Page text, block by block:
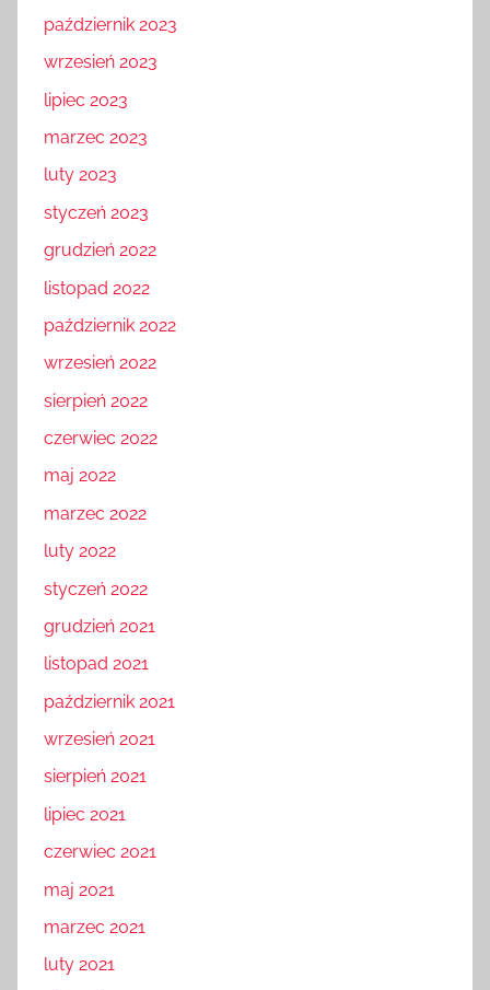
październik 2023
wrzesień 2023
lipiec 2023
marzec 2023
luty 2023
styczeń 2023
grudzień 2022
listopad 2022
październik 2022
wrzesień 2022
sierpień 2022
czerwiec 2022
maj 2022
marzec 2022
luty 2022
styczeń 2022
grudzień 2021
listopad 2021
październik 2021
wrzesień 2021
sierpień 2021
lipiec 2021
czerwiec 2021
maj 2021
marzec 2021
luty 2021